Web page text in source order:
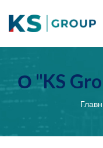
О "KS